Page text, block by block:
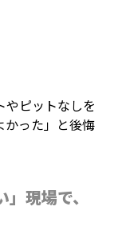
やピットなしを
かった」と後悔
現場で、